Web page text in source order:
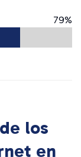
79%
los
en